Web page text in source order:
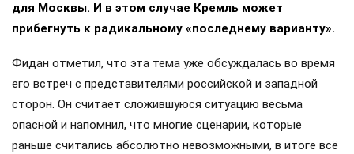
для Москвы. И в этом случае Кремль может
прибегнуть к радикальному «последнему варианту».
Фидан отметил, что эта тема уже обсуждалась во время
его встреч с представителями российской и западной
сторон. Он считает сложившуюся ситуацию весьма
опасной и напомнил, что многие сценарии, которые
раньше считались абсолютно невозможными, в итоге всё